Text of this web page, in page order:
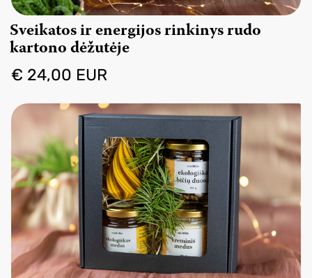
Sveikatos ir energijos rinkinys rudo
kartono dėžutėje
€ 24,00 EUR